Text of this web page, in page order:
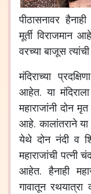
पीठासनावर
मूर्ती विराजमान
वरच्या बाजूस
मंदिराच्या
आहेत. या
महाराजांनी दोन
आहे. कालांतराने या
येथे दोन नंदी व
महाराजांची पत्नी
आहेत. हैनाही
गावातून रथयात्रा